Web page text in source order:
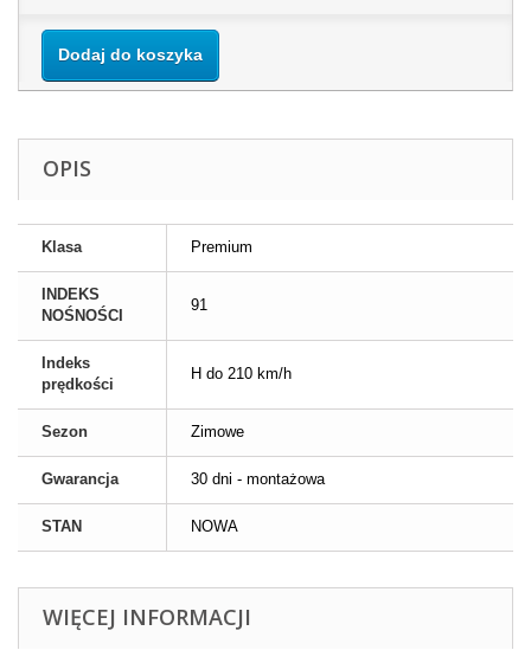
Dodaj do koszyka
OPIS
Klasa Premium
INDEKS
NOŚNOŚCI
91
Indeks
prędkości
H do 210 km/h
Sezon Zimowe
Gwarancja 30 dni - montażowa
STAN NOWA
WIĘCEJ INFORMACJI